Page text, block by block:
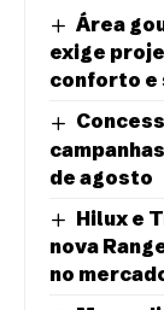
Área
exige
conforto e
de agosto
Hilux e
nova
no